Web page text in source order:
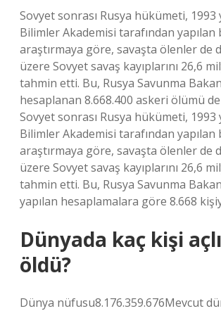
Sovyet sonrası Rusya hükümeti, 1993
Bilimler Akademisi tarafından yapılan
araştırmaya göre, savaşta ölenler de
üzere Sovyet savaş kayıplarını 26,6
tahmin etti. Bu, Rusya Savunma
hesaplanan 8.668.400 askeri ölümü
Sovyet sonrası Rusya hükümeti, 1993
Bilimler Akademisi tarafından yapılan
araştırmaya göre, savaşta ölenler de
üzere Sovyet savaş kayıplarını 26,6
tahmin etti. Bu, Rusya Savunma
yapılan hesaplamalara göre 8.668
Dünyada kaç kişi
öldü?
Dünya nüfusu8.176.359.676Mevcut